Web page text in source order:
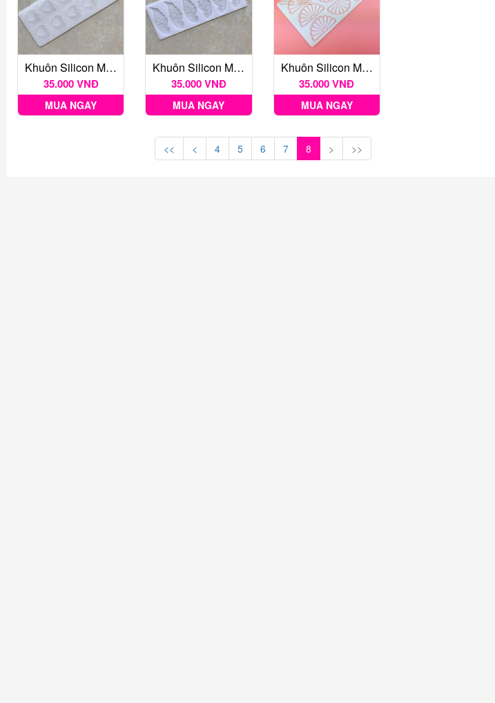
Khuôn Silicon Mỏng Decor 10 Quả Táo
35.000 VNĐ
MUA NGAY
Khuôn Silicon Mỏng Decor 6 Cánh Thiên Thần
35.000 VNĐ
MUA NGAY
Khuôn Silicon Mỏng Decor 9 Cánh Quạt
35.000 VNĐ
MUA NGAY
<< < 4 5 6 7 8 > >>